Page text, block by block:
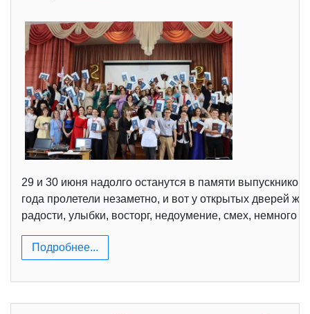
29 и 30 июня надолго останутся в памяти
года пролетели незаметно, и вот у открытых дверей
радости, улыбки, восторг, недоумение, смех, немного
Подробнее...